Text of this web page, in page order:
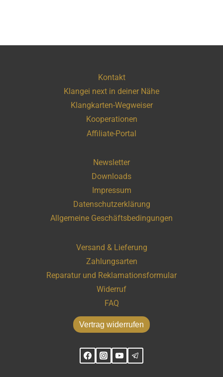
Kontakt
Klangei next in deiner Nähe
Klangkarten-Wegweiser
Kooperationen
Affiliate-Portal
Newsletter
Downloads
Impressum
Datenschutzerklärung
Allgemeine Geschäftsbedingungen
Versand & Lieferung
Zahlungsarten
Reparatur und Reklamationsformular
Widerruf
FAQ
Vertrag widerrufen